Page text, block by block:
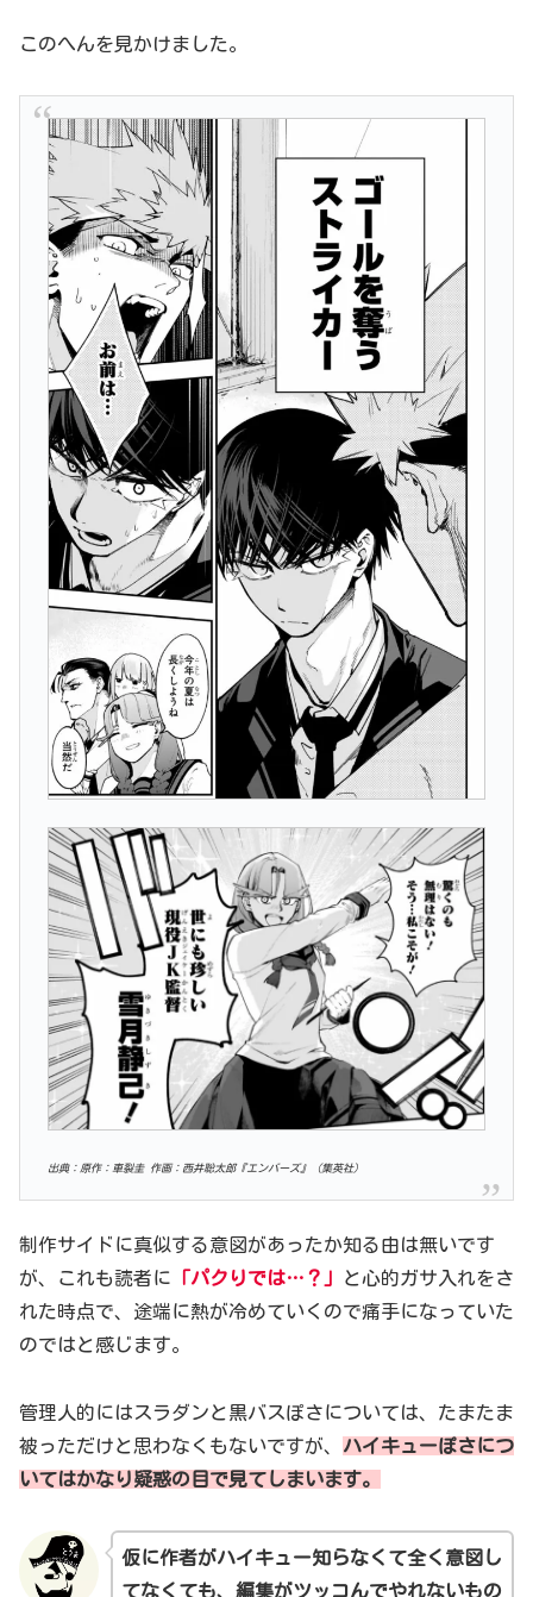
このへんを見かけました。
出典：原作：車裂圭 作画：西井聡太郎『エンバーズ』（集英社）
制作サイドに真似する意図があったか知る由は無いです
が、これも読者に 「パクりでは…？」
と心的ガサ入れをさ
れた時点で、途端に熱が冷めていくので痛手になっていた
のではと感じます。
管理人的にはスラダンと黒バスぽさについては、たまたま
被っただけと思わなくもないですが、 ハイキューぽさにつ
いてはかなり疑惑の目で見てしまいます。
仮に作者がハイキュー知らなくて全く意図し
てなくても、編集がツッコんでやれないもの